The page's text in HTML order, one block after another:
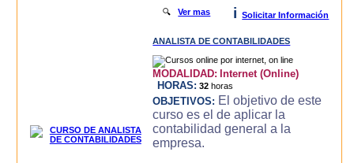
🔍Ver mas i Solicitar Información
ANALISTA DE CONTABILIDADES
MODALIDAD: Internet (Online)
HORAS: 32 horas
OBJETIVOS: El objetivo de este
curso es el de aplicar la
contabilidad general a la
empresa.